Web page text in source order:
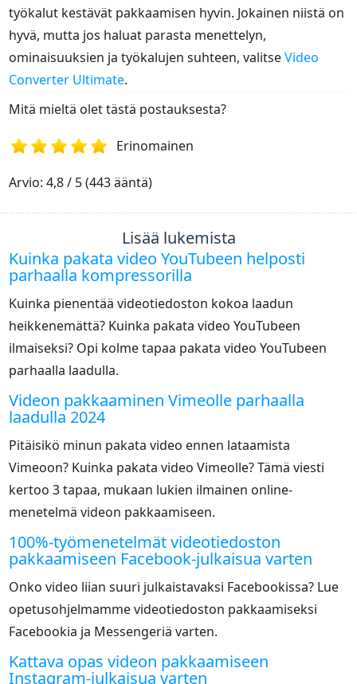
työkalut kestävät pakkaamisen hyvin. Jokainen niistä on
hyvä, mutta jos haluat parasta menettelyn,
ominaisuuksien ja työkalujen suhteen, valitseVideo
Converter Ultimate.
Mitä mieltä olet tästä postauksesta?
1 2 3 4 5
Erinomainen
Arvio: 4,8 / 5 (443 ääntä)
Lisää lukemista
Kuinka pakata video YouTubeen helposti
parhaalla kompressorilla
Kuinka pienentää videotiedoston kokoa laadun
heikkenemättä? Kuinka pakata video YouTubeen
ilmaiseksi? Opi kolme tapaa pakata video YouTubeen
parhaalla laadulla.
Videon pakkaaminen Vimeolle parhaalla
laadulla 2024
Pitäisikö minun pakata video ennen lataamista
Vimeoon? Kuinka pakata video Vimeolle? Tämä viesti
kertoo 3 tapaa, mukaan lukien ilmainen online-
menetelmä videon pakkaamiseen.
100%-työmenetelmät videotiedoston
pakkaamiseen Facebook-julkaisua varten
Onko video liian suuri julkaistavaksi Facebookissa? Lue
opetusohjelmamme videotiedoston pakkaamiseksi
Facebookia ja Messengeriä varten.
Kattava opas videon pakkaamiseen
Instagram-julkaisua varten